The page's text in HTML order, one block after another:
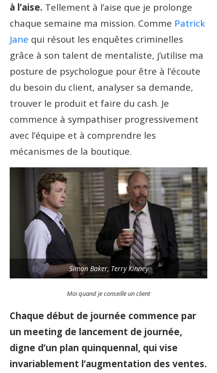
à l’aise. Tellement à l’aise que je prolonge
chaque semaine ma mission. Comme Patrick
Jane qui résout les enquêtes criminelles
grâce à son talent de mentaliste, j’utilise ma
posture de psychologue pour être à l’écoute
du besoin du client, analyser sa demande,
trouver le produit et faire du cash. Je
commence à sympathiser progressivement
avec l’équipe et à comprendre les
mécanismes de la boutique.
Simon Baker, Terry Kinney
Moi quand je conseille un client
Chaque début de journée commence par
un meeting de lancement de journée,
digne d’un plan quinquennal, qui vise
invariablement l’augmentation des ventes.